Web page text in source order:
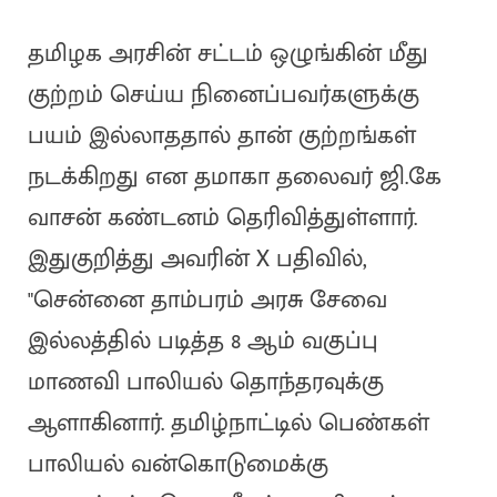
தமிழக அரசின் சட்டம் ஒழுங்கின் மீது
குற்றம் செய்ய நினைப்பவர்களுக்கு
பயம் இல்லாததால் தான் குற்றங்கள்
நடக்கிறது என தமாகா தலைவர் ஜி.கே
வாசன் கண்டனம் தெரிவித்துள்ளார்.
இதுகுறித்து அவரின் X பதிவில்,
"சென்னை தாம்பரம் அரசு சேவை
இல்லத்தில் படித்த 8 ஆம் வகுப்பு
மாணவி பாலியல் தொந்தரவுக்கு
ஆளாகினார். தமிழ்நாட்டில் பெண்கள்
பாலியல் வன்கொடுமைக்கு